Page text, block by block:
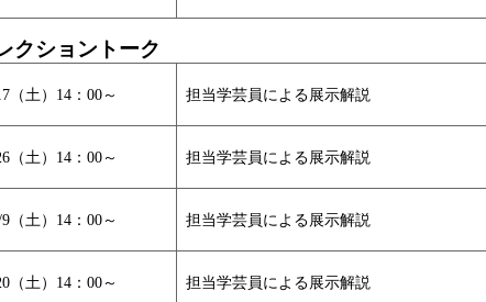
クショントーク
（土）14：00～ 担当学芸員による展示解説
（土）14：00～ 担当学芸員による展示解説
9（土）14：00～ 担当学芸員による展示解説
（土）14：00～ 担当学芸員による展示解説